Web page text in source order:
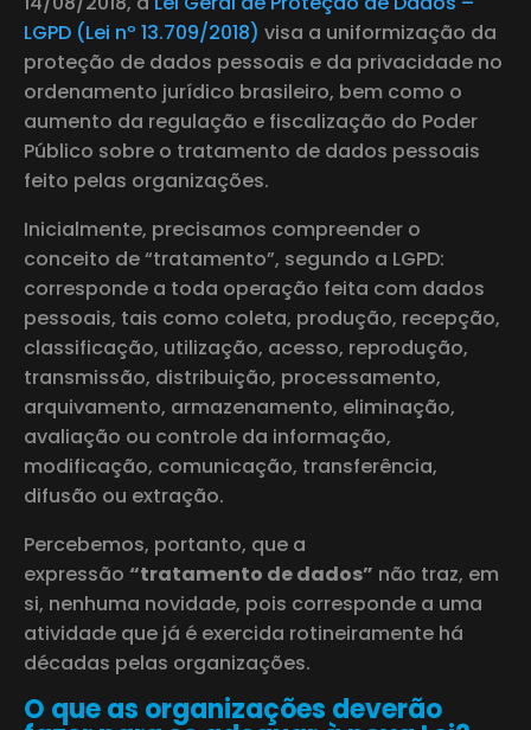
LGPD (Lei nº 13.709/2018) visa a uniformização da
proteção de dados pessoais e da privacidade no
ordenamento jurídico brasileiro, bem como o
aumento da regulação e fiscalização do Poder
Público sobre o tratamento de dados pessoais
feito pelas organizações.
Inicialmente, precisamos compreender o
conceito de “tratamento”, segundo a LGPD:
corresponde a toda operação feita com dados
pessoais, tais como coleta, produção, recepção,
classificação, utilização, acesso, reprodução,
transmissão, distribuição, processamento,
arquivamento, armazenamento, eliminação,
avaliação ou controle da informação,
modificação, comunicação, transferência,
difusão ou extração.
Percebemos, portanto, que a
expressão “tratamento de dados” não traz, em
si, nenhuma novidade, pois corresponde a uma
atividade que já é exercida rotineiramente há
décadas pelas organizações.
O que as organizações deverão